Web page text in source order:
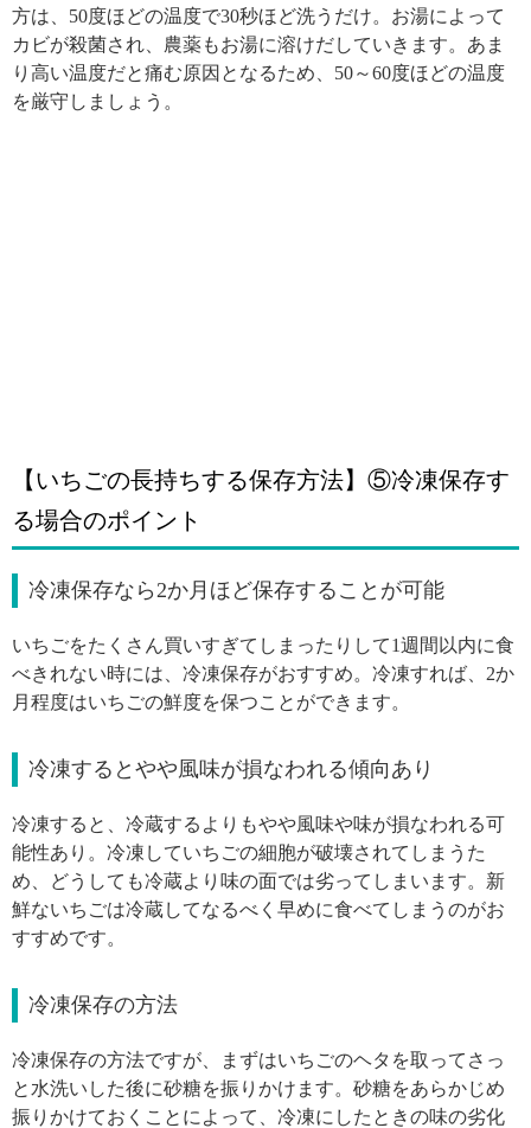
方は、50度ほどの温度で30秒ほど洗うだけ。お湯によって
カビが殺菌され、農薬もお湯に溶けだしていきます。あま
り高い温度だと痛む原因となるため、50～60度ほどの温度
を厳守しましょう。
【いちごの長持ちする保存方法】⑤冷凍保存す
る場合のポイント
冷凍保存なら2か月ほど保存することが可能
いちごをたくさん買いすぎてしまったりして1週間以内に食
べきれない時には、冷凍保存がおすすめ。冷凍すれば、2か
月程度はいちごの鮮度を保つことができます。
冷凍するとやや風味が損なわれる傾向あり
冷凍すると、冷蔵するよりもやや風味や味が損なわれる可
能性あり。冷凍していちごの細胞が破壊されてしまうた
め、どうしても冷蔵より味の面では劣ってしまいます。新
鮮ないちごは冷蔵してなるべく早めに食べてしまうのがお
すすめです。
冷凍保存の方法
冷凍保存の方法ですが、まずはいちごのヘタを取ってさっ
と水洗いした後に砂糖を振りかけます。砂糖をあらかじめ
振りかけておくことによって、冷凍にしたときの味の劣化